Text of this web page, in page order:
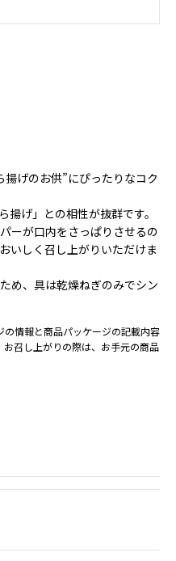
げのお供”にぴったりなコク
揚げ」との相性が抜群です。
ーが口内をさっぱりさせるの
いしく召し上がりいただけま
め、具は乾燥ねぎのみでシン
情報と商品パッケージの記載内容
召し上がりの際は、お手元の商品